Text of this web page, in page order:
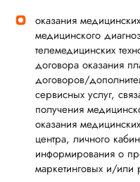
оказания
медицинского
телемедицинских
договора оказания
договоров/
сервисных услуг,
получения
оказания
центра, личного
информирования о
маркетинговых и/или